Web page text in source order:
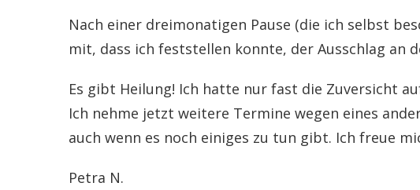
Nach einer dreimonatigen Pause (die ich selbst
mit, dass ich feststellen konnte, der Ausschlag an
Es gibt Heilung! Ich hatte nur fast die Zuversicht
Ich nehme jetzt weitere Termine wegen eines
auch wenn es noch einiges zu tun gibt. Ich freue
Petra N.